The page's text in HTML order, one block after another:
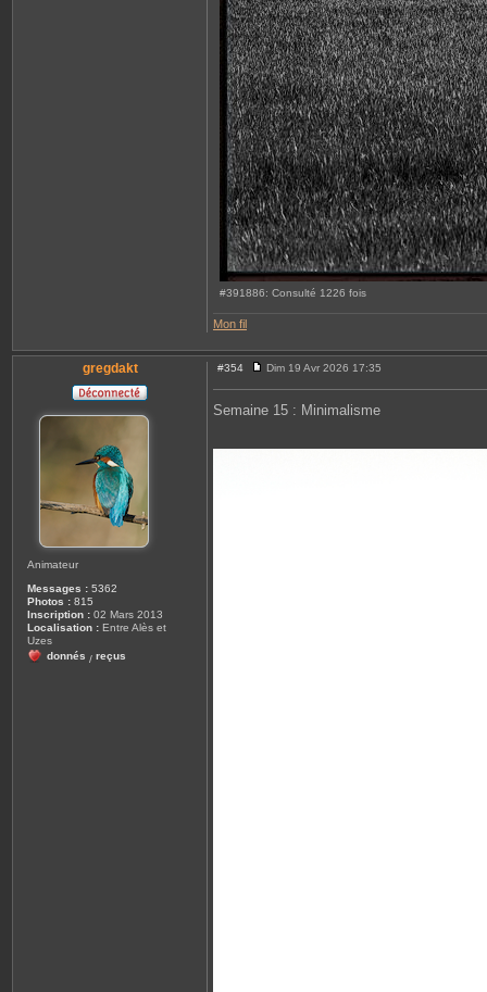
#391886: Consulté 1226 fois
Mon fil
gregdakt
Animateur
Messages : 5362
Photos : 815
Inscription : 02 Mars 2013
Localisation : Entre Alès et
Uzes
donnés / reçus
#354
e
s
Dim 19 Avr 2026 17:35
Semaine 15 : Minimalisme